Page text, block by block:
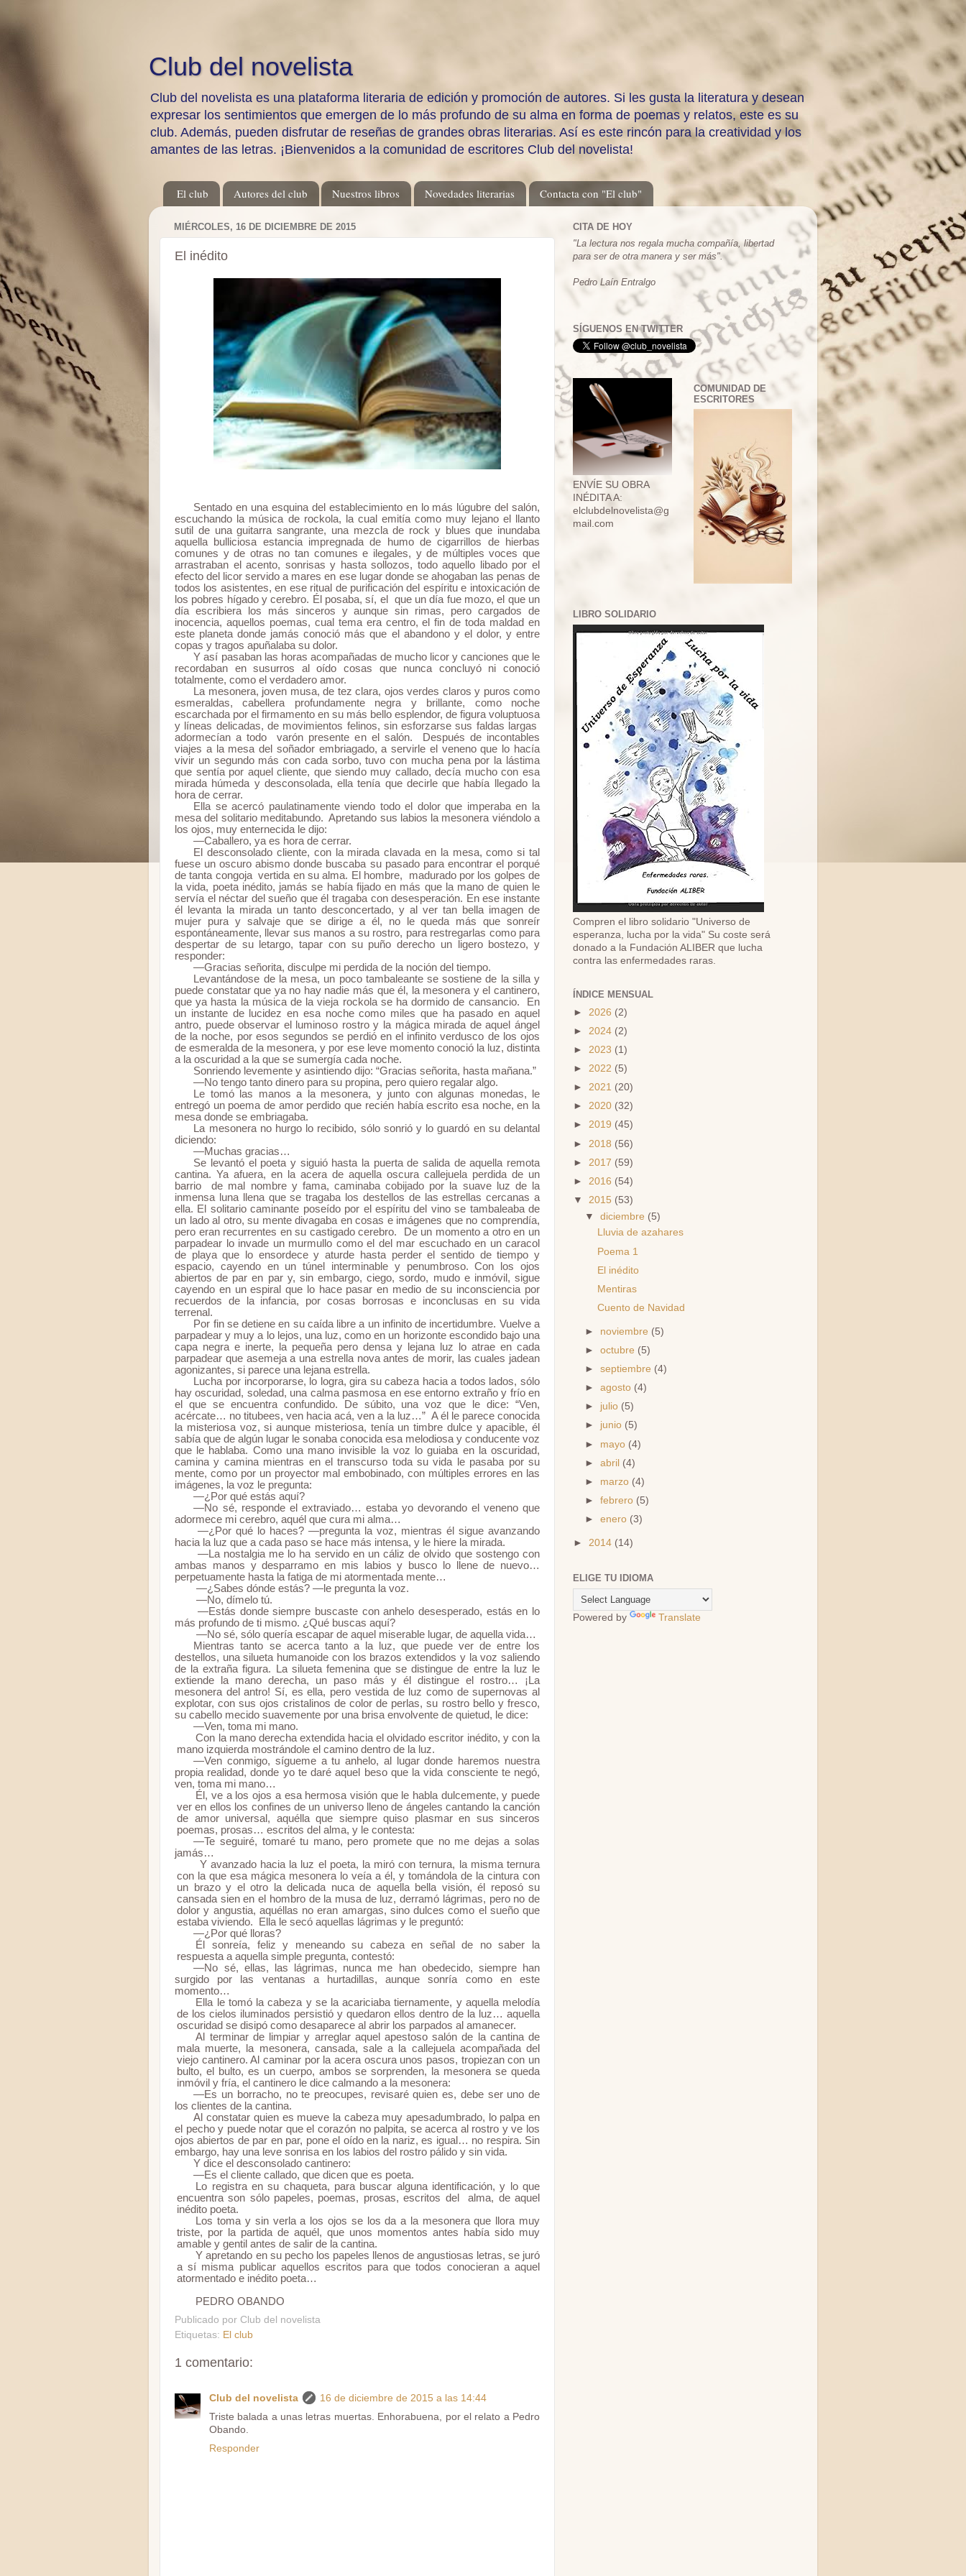
Club del novelista
Club del novelista es una plataforma literaria de edición y promoción de autores. Si les gusta la literatura y desean
expresar los sentimientos que emergen de lo más profundo de su alma en forma de poemas y relatos, este es su
club. Además, pueden disfrutar de reseñas de grandes obras literarias. Así es este rincón para la creatividad y los
amantes de las letras. ¡Bienvenidos a la comunidad de escritores Club del novelista!
El club Autores del club Nuestros libros Novedades literarias Contacta con "El club"
MIÉRCOLES, 16 DE DICIEMBRE DE 2015
El inédito
Sentado en una esquina del establecimiento en lo más lúgubre del salón,
escuchando la música de rockola, la cual emitía como muy lejano el llanto
sutil de una guitarra sangrante, una mezcla de rock y blues que inundaba
aquella bulliciosa estancia impregnada de humo de cigarrillos de hierbas
comunes y de otras no tan comunes e ilegales, y de múltiples voces que
arrastraban el acento, sonrisas y hasta sollozos, todo aquello libado por el
efecto del licor servido a mares en ese lugar donde se ahogaban las penas de
todos los asistentes, en ese ritual de purificación del espíritu e intoxicación de
los pobres hígado y cerebro. Él posaba, sí, el que un día fue mozo, el que un
día escribiera los más sinceros y aunque sin rimas, pero cargados de
inocencia, aquellos poemas, cual tema era centro, el fin de toda maldad en
este planeta donde jamás conoció más que el abandono y el dolor, y entre
copas y tragos apuñalaba su dolor.
Y así pasaban las horas acompañadas de mucho licor y canciones que le
recordaban en susurros al oído cosas que nunca concluyó ni conoció
totalmente, como el verdadero amor.
La mesonera, joven musa, de tez clara, ojos verdes claros y puros como
esmeraldas, cabellera profundamente negra y brillante, como noche
escarchada por el firmamento en su más bello esplendor, de figura voluptuosa
y líneas delicadas, de movimientos felinos, sin esforzarse sus faldas largas
adormecían a todo varón presente en el salón. Después de incontables
viajes a la mesa del soñador embriagado, a servirle el veneno que lo hacía
vivir un segundo más con cada sorbo, tuvo con mucha pena por la lástima
que sentía por aquel cliente, que siendo muy callado, decía mucho con esa
mirada húmeda y desconsolada, ella tenía que decirle que había llegado la
hora de cerrar.
Ella se acercó paulatinamente viendo todo el dolor que imperaba en la
mesa del solitario meditabundo. Apretando sus labios la mesonera viéndolo a
los ojos, muy enternecida le dijo:
—Caballero, ya es hora de cerrar.
El desconsolado cliente, con la mirada clavada en la mesa, como si tal
fuese un oscuro abismo donde buscaba su pasado para encontrar el porqué
de tanta congoja vertida en su alma. El hombre, madurado por los golpes de
la vida, poeta inédito, jamás se había fijado en más que la mano de quien le
servía el néctar del sueño que él tragaba con desesperación. En ese instante
él levanta la mirada un tanto desconcertado, y al ver tan bella imagen de
mujer pura y salvaje que se dirige a él, no le queda más que sonreír
espontáneamente, llevar sus manos a su rostro, para restregarlas como para
despertar de su letargo, tapar con su puño derecho un ligero bostezo, y
responder:
—Gracias señorita, disculpe mi perdida de la noción del tiempo.
Levantándose de la mesa, un poco tambaleante se sostiene de la silla y
puede constatar que ya no hay nadie más que él, la mesonera y el cantinero,
que ya hasta la música de la vieja rockola se ha dormido de cansancio. En
un instante de lucidez en esa noche como miles que ha pasado en aquel
antro, puede observar el luminoso rostro y la mágica mirada de aquel ángel
de la noche, por esos segundos se perdió en el infinito verdusco de los ojos
de esmeralda de la mesonera, y por ese leve momento conoció la luz, distinta
a la oscuridad a la que se sumergía cada noche.
Sonriendo levemente y asintiendo dijo: “Gracias señorita, hasta mañana.”
—No tengo tanto dinero para su propina, pero quiero regalar algo.
Le tomó las manos a la mesonera, y junto con algunas monedas, le
entregó un poema de amor perdido que recién había escrito esa noche, en la
mesa donde se embriagaba.
La mesonera no hurgo lo recibido, sólo sonrió y lo guardó en su delantal
diciendo:
—Muchas gracias…
Se levantó el poeta y siguió hasta la puerta de salida de aquella remota
cantina. Ya afuera, en la acera de aquella oscura callejuela perdida de un
barrio
de mal nombre y fama, caminaba cobijado por la suave luz de la
inmensa luna llena que se tragaba los destellos de las estrellas cercanas a
ella. El solitario caminante poseído por el espíritu del vino se tambaleaba de
un lado al otro, su mente divagaba en cosas e imágenes que no comprendía,
pero eran recurrentes en su castigado cerebro. De un momento a otro en un
parpadear lo invade un murmullo como el del mar escuchado en un caracol
de playa que lo ensordece y aturde hasta perder el sentido de tiempo y
espacio, cayendo en un túnel interminable y penumbroso. Con los ojos
abiertos de par en par y, sin embargo, ciego, sordo, mudo e inmóvil, sigue
cayendo en un espiral que lo hace pasar en medio de su inconsciencia por
recuerdos de la infancia, por cosas borrosas e inconclusas en su vida
terrenal.
Por fin se detiene en su caída libre a un infinito de incertidumbre. Vuelve a
parpadear y muy a lo lejos, una luz, como en un horizonte escondido bajo una
capa negra e inerte, la pequeña pero densa y lejana luz lo atrae en cada
parpadear que asemeja a una estrella nova antes de morir, las cuales jadean
agonizantes, si parece una lejana estrella.
Lucha por incorporarse, lo logra, gira su cabeza hacia a todos lados, sólo
hay oscuridad, soledad, una calma pasmosa en ese entorno extraño y frío en
el que se encuentra confundido. De súbito, una voz que le dice: “Ven,
acércate… no titubees, ven hacia acá, ven a la luz…” A él le parece conocida
la misteriosa voz, si aunque misteriosa, tenía un timbre dulce y apacible, él
sabía que de algún lugar le sonaba conocida esa melodiosa y conducente voz
que le hablaba. Como una mano invisible la voz lo guiaba en la oscuridad,
camina y camina mientras en el transcurso toda su vida le pasaba por su
mente, como por un proyector mal embobinado, con múltiples errores en las
imágenes, la voz le pregunta:
—¿Por qué estás aquí?
—No sé, responde el extraviado… estaba yo devorando el veneno que
adormece mi cerebro, aquél que cura mi alma…
—¿Por qué lo haces? —pregunta la voz, mientras él sigue avanzando
hacia la luz que a cada paso se hace más intensa, y le hiere la mirada.
—La nostalgia me lo ha servido en un cáliz de olvido que sostengo con
ambas manos y desparramo en mis labios y busco lo llene de nuevo…
perpetuamente hasta la fatiga de mi atormentada mente…
—¿Sabes dónde estás? —le pregunta la voz.
—No, dímelo tú.
—Estás donde siempre buscaste con anhelo desesperado, estás en lo
más profundo de ti mismo. ¿Qué buscas aquí?
—No sé, sólo quería escapar de aquel miserable lugar, de aquella vida…
Mientras tanto se acerca tanto a la luz, que puede ver de entre los
destellos, una silueta humanoide con los brazos extendidos y la voz saliendo
de la extraña figura. La silueta femenina que se distingue de entre la luz le
extiende la mano derecha, un paso más y él distingue el rostro… ¡La
mesonera del antro! Sí, es ella, pero vestida de luz como de supernovas al
explotar, con sus ojos cristalinos de color de perlas, su rostro bello y fresco,
su cabello mecido suavemente por una brisa envolvente de quietud, le dice:
—Ven, toma mi mano.
Con la mano derecha extendida hacia el olvidado escritor inédito, y con la
mano izquierda mostrándole el camino dentro de la luz.
—Ven conmigo, sígueme a tu anhelo, al lugar donde haremos nuestra
propia realidad, donde yo te daré aquel beso que la vida consciente te negó,
ven, toma mi mano…
Él, ve a los ojos a esa hermosa visión que le habla dulcemente, y puede
ver en ellos los confines de un universo lleno de ángeles cantando la canción
de amor universal, aquélla que siempre quiso plasmar en sus sinceros
poemas, prosas… escritos del alma, y le contesta:
—Te seguiré, tomaré tu mano, pero promete que no me dejas a solas
jamás…
Y avanzado hacia la luz el poeta, la miró con ternura, la misma ternura
con la que esa mágica mesonera lo veía a él, y tomándola de la cintura con
un brazo y el otro la delicada nuca de aquella bella visión, él reposó su
cansada sien en el hombro de la musa de luz, derramó lágrimas, pero no de
dolor y angustia, aquéllas no eran amargas, sino dulces como el sueño que
estaba viviendo. Ella le secó aquellas lágrimas y le preguntó:
—¿Por qué lloras?
Él sonreía, feliz y meneando su cabeza en señal de no saber la
respuesta a aquella simple pregunta, contestó:
—No sé, ellas, las lágrimas, nunca me han obedecido, siempre han
surgido por las ventanas a hurtadillas, aunque sonría como en este
momento…
Ella le tomó la cabeza y se la acariciaba tiernamente, y aquella melodía
de los cielos iluminados persistió y quedaron ellos dentro de la luz… aquella
oscuridad se disipó como desaparece al abrir los parpados al amanecer.
Al terminar de limpiar y arreglar aquel apestoso salón de la cantina de
mala muerte, la mesonera, cansada, sale a la callejuela acompañada del
viejo cantinero. Al caminar por la acera oscura unos pasos, tropiezan con un
bulto, el bulto, es un cuerpo, ambos se sorprenden, la mesonera se queda
inmóvil y fría, el cantinero le dice calmando a la mesonera:
—Es un borracho, no te preocupes, revisaré quien es, debe ser uno de
los clientes de la cantina.
Al constatar quien es mueve la cabeza muy apesadumbrado, lo palpa en
el pecho y puede notar que el corazón no palpita, se acerca al rostro y ve los
ojos abiertos de par en par, pone el oído en la nariz, es igual… no respira. Sin
embargo, hay una leve sonrisa en los labios del rostro pálido y sin vida.
Y dice el desconsolado cantinero:
—Es el cliente callado, que dicen que es poeta.
Lo registra en su chaqueta, para buscar alguna identificación, y lo que
encuentra son sólo papeles, poemas, prosas, escritos del alma, de aquel
inédito poeta.
Los toma y sin verla a los ojos se los da a la mesonera que llora muy
triste, por la partida de aquél, que unos momentos antes había sido muy
amable y gentil antes de salir de la cantina.
Y apretando en su pecho los papeles llenos de angustiosas letras, se juró
a sí misma publicar aquellos escritos para que todos conocieran a aquel
atormentado e inédito poeta…
PEDRO OBANDO
Publicado por Club del novelista
Etiquetas: El club
1 comentario:
Club del novelista
16 de diciembre de 2015 a las 14:44
Triste balada a unas letras muertas. Enhorabuena, por el relato a Pedro
Obando.
Responder
CITA DE HOY
"La lectura nos regala mucha compañía, libertad
para ser de otra manera y ser más".
Pedro Laín Entralgo
SÍGUENOS EN TWITTER
ENVÍE SU OBRA
INÉDITA A:
elclubdelnovelista@g
mail.com
COMUNIDAD DE
ESCRITORES
LIBRO SOLIDARIO
Compren el libro solidario "Universo de
esperanza, lucha por la vida" Su coste será
donado a la Fundación ALIBER que lucha
contra las enfermedades raras.
ÍNDICE MENSUAL
► 2026 (2)
► 2024 (2)
► 2023 (1)
► 2022 (5)
► 2021 (20)
► 2020 (32)
► 2019 (45)
► 2018 (56)
► 2017 (59)
► 2016 (54)
▼ 2015 (53)
▼diciembre (5)
Lluvia de azahares
Poema 1
El inédito
Mentiras
Cuento de Navidad
► noviembre (5)
►octubre (5)
►septiembre (4)
►agosto (4)
► julio (5)
► junio (5)
► mayo (4)
►abril (4)
► marzo (4)
►febrero (5)
►enero (3)
► 2014 (14)
ELIGE TU IDIOMA
Powered by Translate